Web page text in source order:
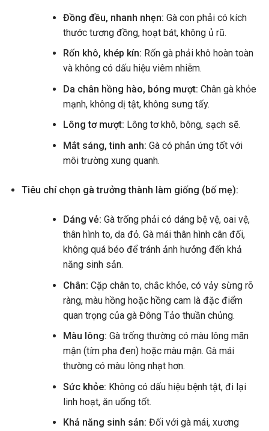
Đồng đều, nhanh nhẹn: Gà con phải có kích
thước tương đồng, hoạt bát, không ủ rũ.
Rốn khô, khép kín: Rốn gà phải khô hoàn toàn
và không có dấu hiệu viêm nhiễm.
Da chân hồng hào, bóng mượt: Chân gà khỏe
mạnh, không dị tật, không sưng tấy.
Lông tơ mượt: Lông tơ khô, bông, sạch sẽ.
Mắt sáng, tinh anh: Gà có phản ứng tốt với
môi trường xung quanh.
Tiêu chí chọn gà trưởng thành làm giống (bố mẹ):
Dáng vẻ: Gà trống phải có dáng bệ vệ, oai vệ,
thân hình to, da đỏ. Gà mái thân hình cân đối,
không quá béo để tránh ảnh hưởng đến khả
năng sinh sản.
Chân: Cặp chân to, chắc khỏe, có vảy sừng rõ
ràng, màu hồng hoặc hồng cam là đặc điểm
quan trọng của gà Đông Tảo thuần chủng.
Màu lông: Gà trống thường có màu lông mãn
mận (tím pha đen) hoặc màu mận. Gà mái
thường có màu lông nhạt hơn.
Sức khỏe: Không có dấu hiệu bệnh tật, đi lại
linh hoạt, ăn uống tốt.
Khả năng sinh sản: Đối với gà mái, xương